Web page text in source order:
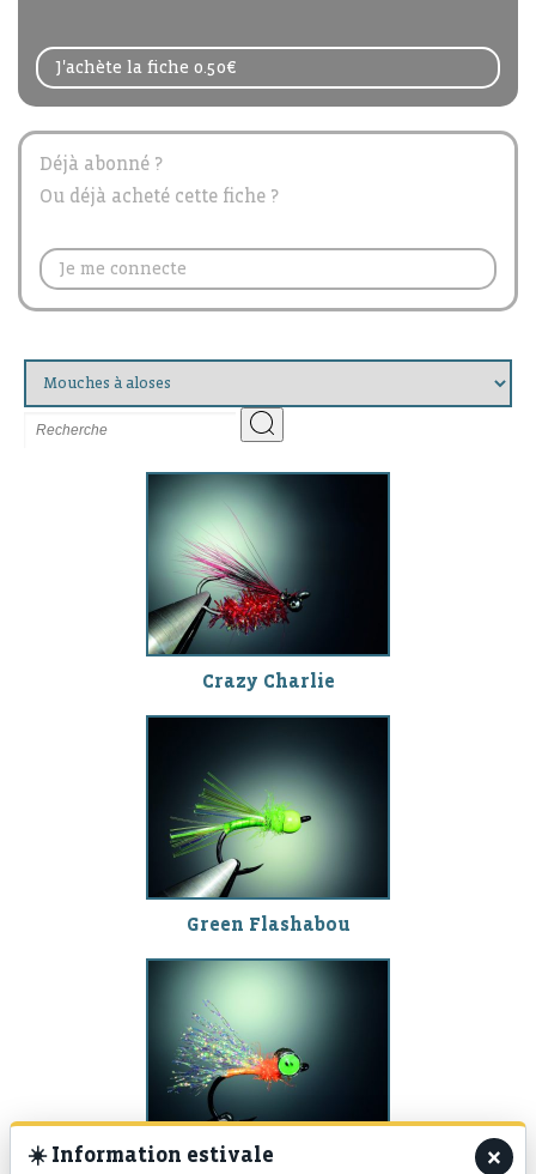
J'achète la fiche 0.50€
Déjà abonné ?
Ou déjà acheté cette fiche ?
Je me connecte
Crazy Charlie
Green Flashabou
Orange Krystal ×
☀️Information estivale